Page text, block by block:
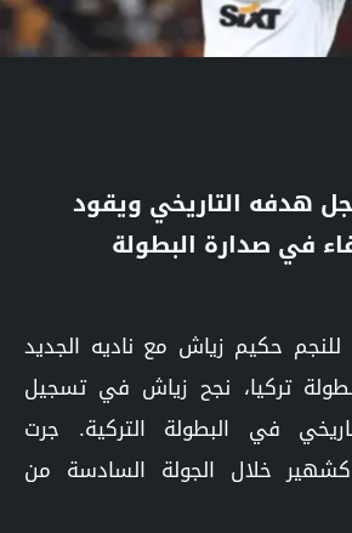
هدفه التاريخي ويقود
في صدارة البطولة
للنجم حكيم زياش مع ناديه الجديد
تركيا، نجح زياش في تسجيل
في البطولة التركية. جرت
خلال الجولة السادسة من